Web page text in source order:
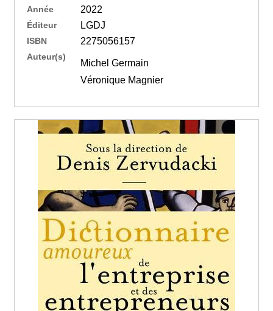
Année 2022
Éditeur LGDJ
ISBN 2275056157
Auteur(s)
Michel Germain
Véronique Magnier